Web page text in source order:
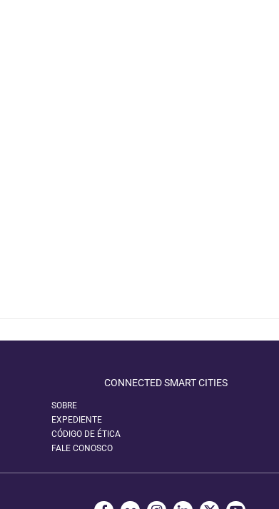
CONNECTED SMART CITIES
SOBRE
EXPEDIENTE
CÓDIGO DE ÉTICA
FALE CONOSCO